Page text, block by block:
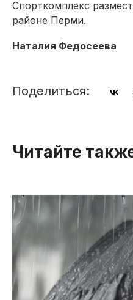
Спорткомплекс
районе Перми.
Наталия Федосеева
Поделиться:
Читайте